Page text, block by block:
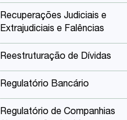
Recuperações Judiciais e
Extrajudiciais e Falências
Reestruturação de Dívidas
Regulatório Bancário
Regulatório de Companhias